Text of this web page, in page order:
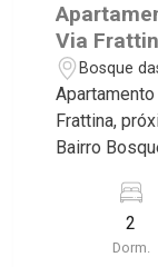
Via
Wladimir
Bosque
Frattina,
Bairro
Martinelli
71m² de
sendo 1 suíte
2
Dorm.